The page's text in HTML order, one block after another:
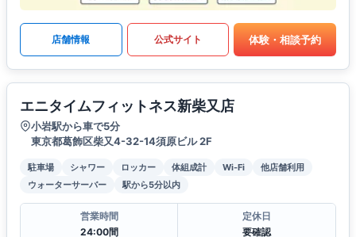
店舗情報 公式サイト 体験・相談予約
エニタイムフィットネス新柴又店
小岩駅から車で5分
東京都葛飾区柴又4-32-14須原ビル 2F
駐車場 シャワー ロッカー 体組成計 Wi-Fi
他店舗利用
ウォーターサーバー
駅から5分以内
営業時間
24:00間
定休日
要確認